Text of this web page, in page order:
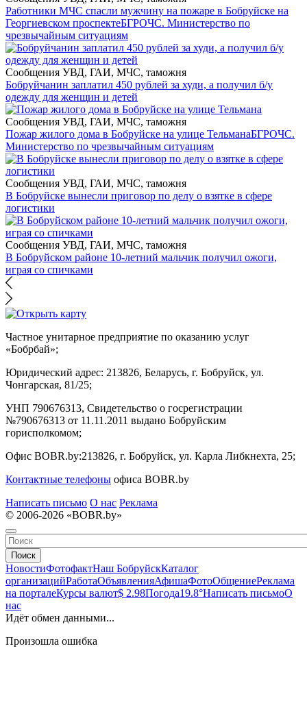
Работники МЧС спасли мужчину на пожаре в Бобруйске на
Георгиевском проспектеБГРОЧС. Министерство по
чрезвычайным ситуациям
Сообщения УВД, ГАИ, МЧС, таможня
Бобруйчанин заплатил 450 рублей за худи, а получил б/у
одежду для женщин и детей
Сообщения УВД, ГАИ, МЧС, таможня
Пожар жилого дома в Бобруйске на улице ТельманаБГРОЧС.
Министерство по чрезвычайным ситуациям
Сообщения УВД, ГАИ, МЧС, таможня
В Бобруйске вынесли приговор по делу о взятке в сфере
логистики
Сообщения УВД, ГАИ, МЧС, таможня
В Бобруйском районе 10-летний мальчик получил ожоги,
играя со спичками
Частное унитарное предприятие по оказанию услуг
«Бобрбай»;
Юридический адрес: 213826, Беларусь, г. Бобруйск, ул.
Чонгарская, 81/25;
УНП 790676313, Свидетельство о госрегистрации
№790676313 от 11.11.2011 выдано Бобруйским
горисполкомом;
Офис BOBR.by:213826, г. Бобруйск, ул. Карла Либкнехта, 25;
Контактные телефоны офиса BOBR.by
Написать письмо О нас Реклама
© 2006-2026 «BOBR.by»
Поиск
НовостиФотофактНаш БобруйскКаталог
организацийРаботаОбъявленияАфишаФотоОбщениеРеклама
на порталеКурсы валют$ 2.98Погода19.8°Написать письмоО
нас
Идёт обмен данными...
Произошла ошибка